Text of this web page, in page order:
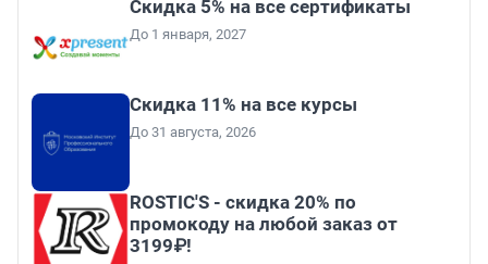
Скидка 5% на все сертификаты
До 1 января, 2027
Скидка 11% на все курсы
До 31 августа, 2026
ROSTIC'S - скидка 20% по
промокоду на любой заказ от
3199₽!